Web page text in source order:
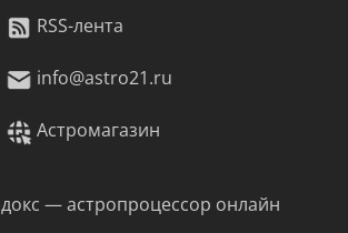
RSS-лента
info@astro21.ru
Астромагазин
— астропроцессор онлайн